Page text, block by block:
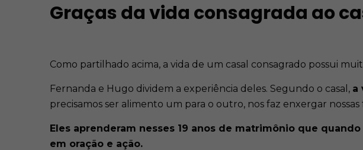
Graças da vida consagrada ao
Como partilhado acima, a vida de um casal consagrado possui
Fernanda e Hugo dividem a experiência deles. Segundo o casal, a
precisamos ser alimento um para o outro, nos faz enxergar
Eles aprenderam nesses 19 anos de matrimônio que
em oração e ação.